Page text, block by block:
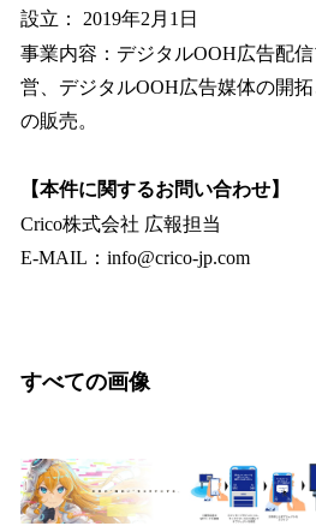
設立： 2019年2月1日
事業内容：デジタルOOH広告配
営、デジタルOOH広告媒体の開
の販売。
【本件に関するお問い合わせ】
Crico株式会社 広報担当
E-MAIL：info@crico-jp.com
すべての画像